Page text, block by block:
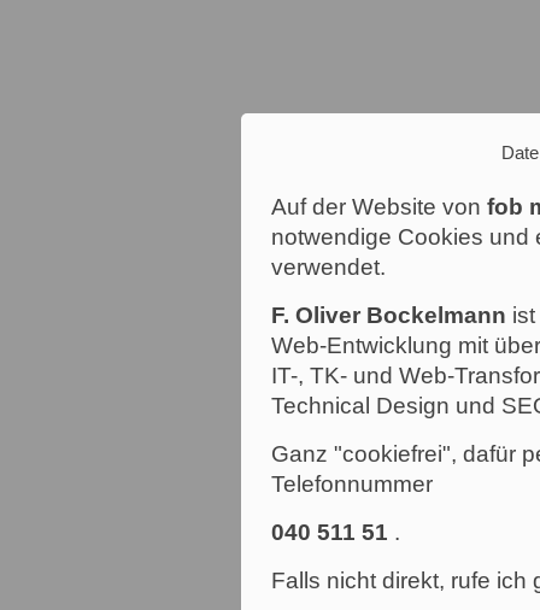
Auf der Website von fob
notwendige Cookies und
verwendet.
F. Oliver Bockelmann
Web-Entwicklung mit
IT-, TK- und Web-
Technical Design und
Ganz "cookiefrei", dafür
Telefonnummer
040 511 51 .
Falls nicht direkt, rufe ich